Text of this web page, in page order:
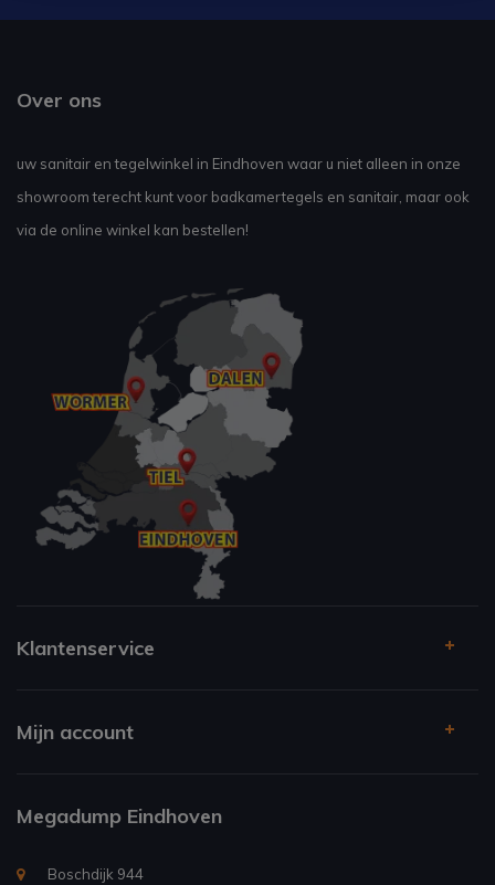
Over ons
uw sanitair en tegelwinkel in Eindhoven waar u niet alleen in onze
showroom terecht kunt voor badkamertegels en sanitair, maar ook
via de online winkel kan bestellen!
Klantenservice
Mijn account
Megadump Eindhoven
Boschdijk 944